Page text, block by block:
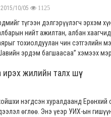
10/05 1125
түгээн дэлгэрүүлэгч эрхэм
нийт ажилтан, албан
тохиолдуулан чин сэтгэлийн
эрдэм багшаасаа” хэмээх
жилийн талх шүү
нэгдсэн хуралдаанд
өглөө. Энэ үеэр УИХ-ын